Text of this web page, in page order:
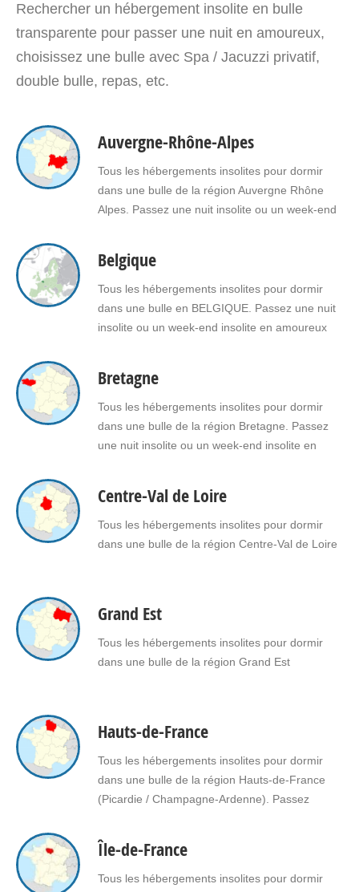
Rechercher un hébergement insolite en bulle
transparente pour passer une nuit en amoureux,
choisissez une bulle avec Spa / Jacuzzi privatif,
double bulle, repas, etc.
Auvergne-Rhône-Alpes
Tous les hébergements insolites pour dormir
dans une bulle de la région Auvergne Rhône
Alpes. Passez une nuit insolite ou un week-end
séjour insolite avec jacuzzi, spa, sauna dans
une bulle en Auvergne Rhône Alpes pour vous
ou pour…
Belgique
Tous les hébergements insolites pour dormir
dans une bulle en BELGIQUE. Passez une nuit
insolite ou un week-end insolite en amoureux
une bulle en Belgique pour vous ou pour offrir
un cadeau insolite à vos proches.
Bretagne
Tous les hébergements insolites pour dormir
dans une bulle de la région Bretagne. Passez
une nuit insolite ou un week-end insolite en
sauna dans une bulle en Bretagne pour vous ou
pour offrir un cadeau insolite à…
Centre-Val de Loire
Tous les hébergements insolites pour dormir
dans une bulle de la région Centre-Val de Loire
Grand Est
Tous les hébergements insolites pour dormir
dans une bulle de la région Grand Est
Hauts-de-France
Tous les hébergements insolites pour dormir
dans une bulle de la région Hauts-de-France
(Picardie / Champagne-Ardenne). Passez
amoureux dans une bulle en Hauts-de-France.
Faites le choix d'un séjour insolite avec jacuzzi,
spa, sauna dans une bulle en Hauts-de-
Île-de-France
Tous les hébergements insolites pour dormir